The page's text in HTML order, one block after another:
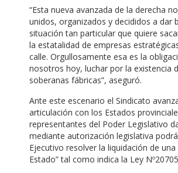
“Esta nueva avanzada de la derecha
unidos, organizados y decididos a dar
situación tan particular que quiere
la estatalidad de empresas
calle. Orgullosamente esa es la
nosotros hoy, luchar por la existencia
soberanas fábricas”, aseguró.
Ante este escenario el Sindicato
articulación con los Estados
representantes del Poder Legislativo
mediante autorización legislativa
Ejecutivo resolver la liquidación de
Estado” tal como indica la Ley